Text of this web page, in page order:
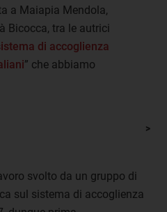
a Maiapia Mendola,
Bicocca, tra le autrici
di accoglienza
” che abbiamo
svolto da un gruppo di
sul sistema di accoglienza